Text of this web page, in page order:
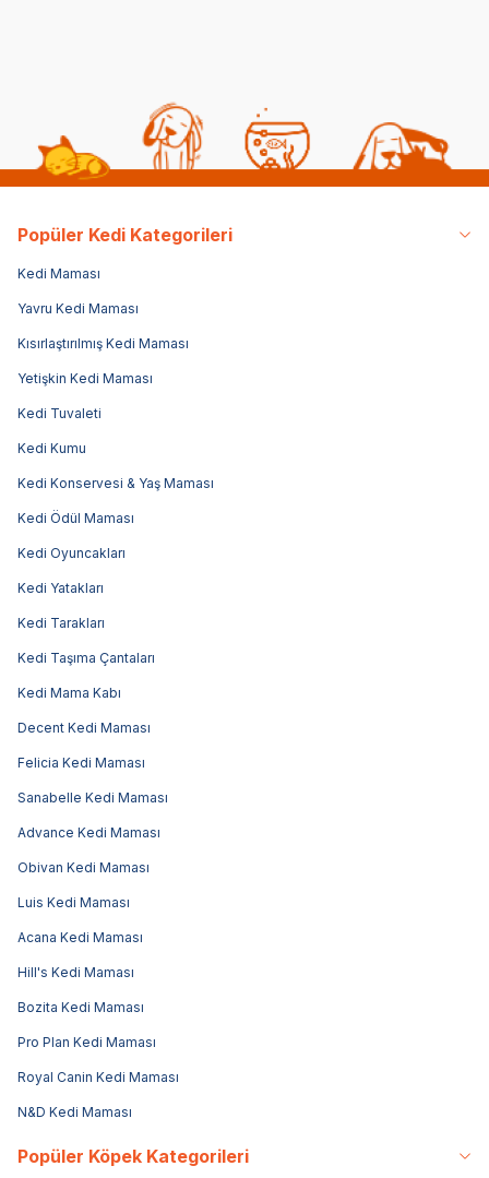
Popüler Kedi Kategorileri
Kedi Maması
Yavru Kedi Maması
Kısırlaştırılmış Kedi Maması
Yetişkin Kedi Maması
Kedi Tuvaleti
Kedi Kumu
Kedi Konservesi & Yaş Maması
Kedi Ödül Maması
Kedi Oyuncakları
Kedi Yatakları
Kedi Tarakları
Kedi Taşıma Çantaları
Kedi Mama Kabı
Decent Kedi Maması
Felicia Kedi Maması
Sanabelle Kedi Maması
Advance Kedi Maması
Obivan Kedi Maması
Luis Kedi Maması
Acana Kedi Maması
Hill's Kedi Maması
Bozita Kedi Maması
Pro Plan Kedi Maması
Royal Canin Kedi Maması
N&D Kedi Maması
Popüler Köpek Kategorileri